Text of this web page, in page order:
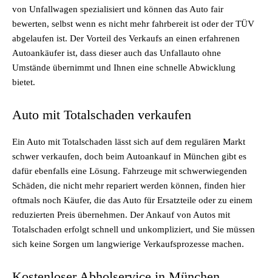
von Unfallwagen spezialisiert und können das Auto fair
bewerten, selbst wenn es nicht mehr fahrbereit ist oder der TÜV
abgelaufen ist. Der Vorteil des Verkaufs an einen erfahrenen
Autoankäufer ist, dass dieser auch das Unfallauto ohne
Umstände übernimmt und Ihnen eine schnelle Abwicklung
bietet.
Auto mit Totalschaden verkaufen
Ein Auto mit Totalschaden lässt sich auf dem regulären Markt
schwer verkaufen, doch beim Autoankauf in München gibt es
dafür ebenfalls eine Lösung. Fahrzeuge mit schwerwiegenden
Schäden, die nicht mehr repariert werden können, finden hier
oftmals noch Käufer, die das Auto für Ersatzteile oder zu einem
reduzierten Preis übernehmen. Der Ankauf von Autos mit
Totalschaden erfolgt schnell und unkompliziert, und Sie müssen
sich keine Sorgen um langwierige Verkaufsprozesse machen.